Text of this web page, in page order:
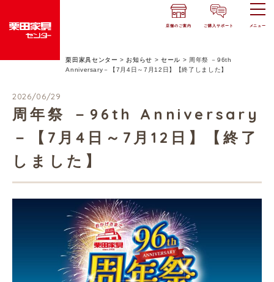
店舗のご案内 ご購入サポート メニュー
栗田家具センター > お知らせ > セール > 周年祭 －96th
Anniversary－【7月4日～7月12日】【終了しました】
2026/06/29
周年祭 －96th Anniversary
－【7月4日～7月12日】【終了
しました】